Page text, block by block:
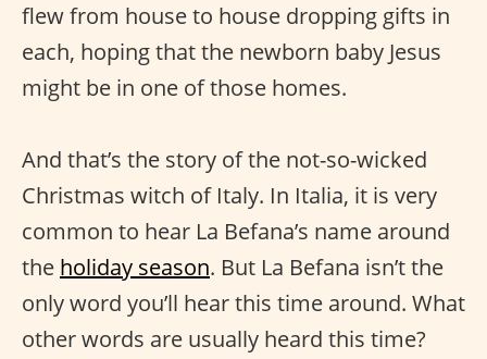
flew from house to house dropping gifts in
each, hoping that the newborn baby Jesus
might be in one of those homes.
And that’s the story of the not-so-wicked
Christmas witch of Italy. In Italia, it is very
common to hear La Befana’s name around
the holiday season. But La Befana isn’t the
only word you’ll hear this time around. What
other words are usually heard this time?